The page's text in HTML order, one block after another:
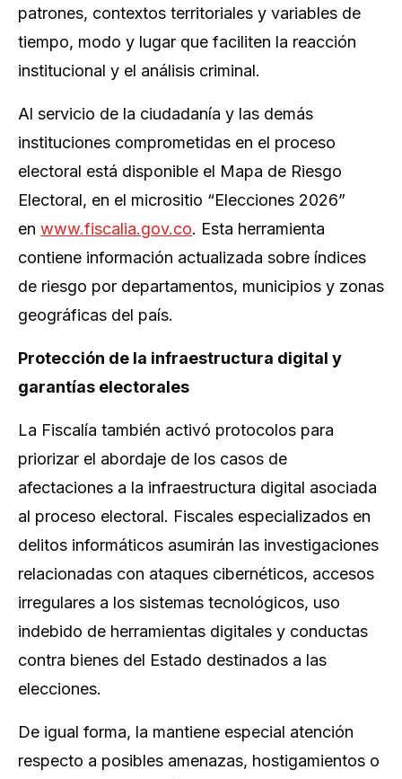
patrones, contextos territoriales y variables de
tiempo, modo y lugar que faciliten la reacción
institucional y el análisis criminal.
Al servicio de la ciudadanía y las demás
instituciones comprometidas en el proceso
electoral está disponible el Mapa de Riesgo
Electoral, en el micrositio “Elecciones 2026”
en www.fiscalia.gov.co. Esta herramienta
contiene información actualizada sobre índices
de riesgo por departamentos, municipios y zonas
geográficas del país.
Protección de la infraestructura digital y
garantías electorales
La Fiscalía también activó protocolos para
priorizar el abordaje de los casos de
afectaciones a la infraestructura digital asociada
al proceso electoral. Fiscales especializados en
delitos informáticos asumirán las investigaciones
relacionadas con ataques cibernéticos, accesos
irregulares a los sistemas tecnológicos, uso
indebido de herramientas digitales y conductas
contra bienes del Estado destinados a las
elecciones.
De igual forma, la mantiene especial atención
respecto a posibles amenazas, hostigamientos o